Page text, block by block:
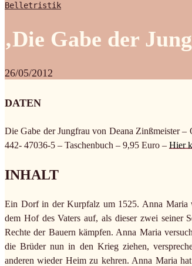
Belletristik
‚Die Gabe der
26/05/2012
DATEN
Die Gabe der Jungfrau von Deana Zinßmeister
442- 47036-5 – Taschenbuch – 9,95 Euro – Hier
INHALT
Ein Dorf in der Kurpfalz um 1525. Anna Maria
dem Hof des Vaters auf, als dieser zwei seiner
Rechte der Bauern kämpfen. Anna Maria
die Brüder nun in den Krieg ziehen,
anderen wieder Heim zu kehren. Anna Maria